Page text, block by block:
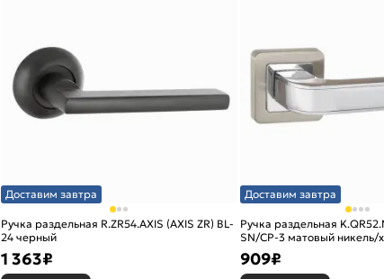
Доставим завтра
Ручка раздельная R.ZR54.AXIS (AXIS ZR) BL-
24 черный
1 363₽
Доставим завтра
Ручка раздельная
SN/CP-3 матовый никель/
909₽